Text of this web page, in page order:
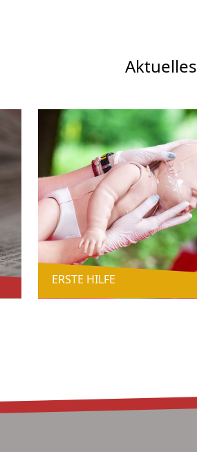
Aktuelles
ERSTE HILFE